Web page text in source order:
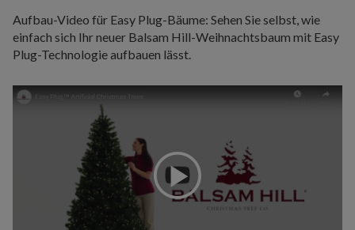
Aufbau-Video für Easy Plug-Bäume: Sehen Sie selbst, wie
einfach sich Ihr neuer Balsam Hill-Weihnachtsbaum mit Easy
Plug-Technologie aufbauen lässt.